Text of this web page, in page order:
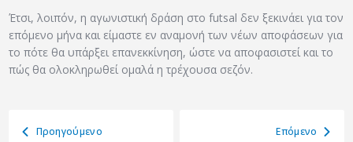
Έτσι, λοιπόν, η αγωνιστική δράση στο futsal δεν ξεκινάει για τον
επόμενο μήνα και είμαστε εν αναμονή των νέων αποφάσεων για
το πότε θα υπάρξει επανεκκίνηση, ώστε να αποφασιστεί και το
πώς θα ολοκληρωθεί ομαλά η τρέχουσα σεζόν.
Προηγούμενο Eπόμενο